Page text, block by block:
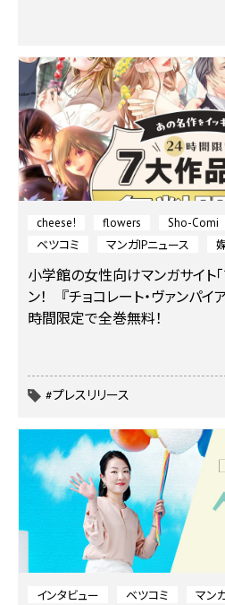
cheese! flowers Sho-Comi
ベツコミ
マンガIPニュース
小学館の女性向けマンガサイト
ン！ 『チョコレート・ヴァンパ
時間限定で全巻無料！
#プレスリリース
インタビュー ベツコミ マン